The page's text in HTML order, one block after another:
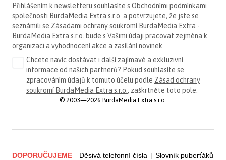
Přihlášením k newsletteru souhlasíte s Obchodními podmínkami
společnosti BurdaMedia Extra s.r.o. a potvrzujete, že jste se
seznámili se Zásadami ochrany soukromí BurdaMedia Extra -
BurdaMedia Extra s.r.o. bude s Vašimi údaji pracovat zejména k
organizaci a vyhodnocení akce a zasílání novinek.
Chcete navíc dostávat i další zajímavé a exkluzivní
informace od našich partnerů? Pokud souhlasíte se
zpracováním údajů k tomuto účelu podle Zásad ochrany
soukromí BurdaMedia Extra s.r.o. , zaškrtněte toto pole.
© 2003—2026 BurdaMedia Extra s.r.o.
DOPORUČUJEME Děsivá telefonní čísla | Slovník puberťáků